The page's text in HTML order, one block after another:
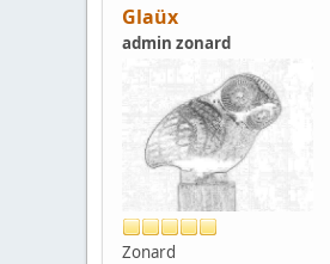
Glaüx
admin zonard
Zonard